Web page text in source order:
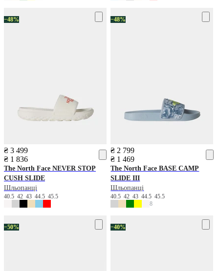
−48%
₴ 3 499
₴ 1 836
The North Face NEVER STOP
CUSH SLIDE
Шльопанці
40.5 42 43 44.5 45.5
−48%
₴ 2 799
₴ 1 469
The North Face BASE CAMP
SLIDE III
Шльопанці
40.5424344.545.5
8
−50% −40%